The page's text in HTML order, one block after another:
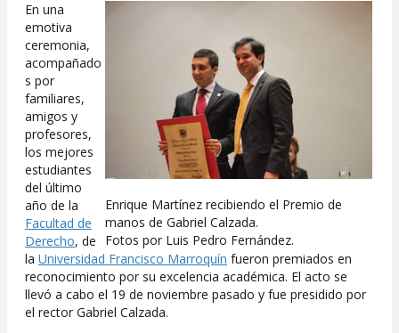
Enrique Martínez recibiendo el Premio de
manos de Gabriel Calzada.
Fotos por Luis Pedro Fernández.
En una
emotiva
ceremonia,
acompañado
s por
familiares,
amigos y
profesores,
los mejores
estudiantes
del último
año de la
Facultad de
Derecho, de
la Universidad Francisco Marroquín fueron premiados en
reconocimiento por su excelencia académica. El acto se
llevó a cabo el 19 de noviembre pasado y fue presidido por
el rector Gabriel Calzada.